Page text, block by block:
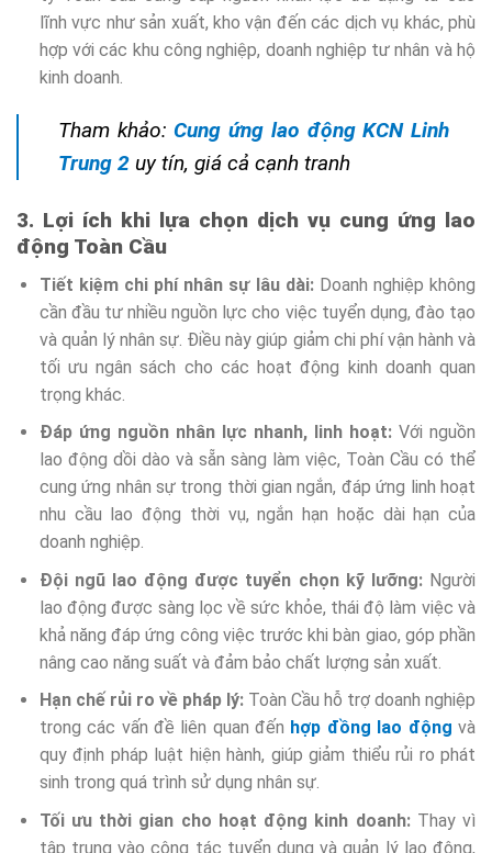
lĩnh vực như sản xuất, kho vận đến các dịch vụ khác, phù
hợp với các khu công nghiệp, doanh nghiệp tư nhân và hộ
kinh doanh.
Tham khảo:Cung ứng lao động KCN Linh
Trung 2 uy tín, giá cả cạnh tranh
3. Lợi ích khi lựa chọn dịch vụ cung ứng lao
động Toàn Cầu
Tiết kiệm chi phí nhân sự lâu dài: Doanh nghiệp không
cần đầu tư nhiều nguồn lực cho việc tuyển dụng, đào tạo
và quản lý nhân sự. Điều này giúp giảm chi phí vận hành và
tối ưu ngân sách cho các hoạt động kinh doanh quan
trọng khác.
Đáp ứng nguồn nhân lực nhanh, linh hoạt:Với nguồn
lao động dồi dào và sẵn sàng làm việc, Toàn Cầu có thể
cung ứng nhân sự trong thời gian ngắn, đáp ứng linh hoạt
nhu cầu lao động thời vụ, ngắn hạn hoặc dài hạn của
doanh nghiệp.
Đội ngũ lao động được tuyển chọn kỹ lưỡng: Người
lao động được sàng lọc về sức khỏe, thái độ làm việc và
khả năng đáp ứng công việc trước khi bàn giao, góp phần
nâng cao năng suất và đảm bảo chất lượng sản xuất.
Hạn chế rủi ro về pháp lý: Toàn Cầu hỗ trợ doanh nghiệp
trong các vấn đề liên quan đến hợp đồng lao động và
quy định pháp luật hiện hành, giúp giảm thiểu rủi ro phát
sinh trong quá trình sử dụng nhân sự.
Tối ưu thời gian cho hoạt động kinh doanh: Thay vì
tập trung vào công tác tuyển dụng và quản lý lao động,